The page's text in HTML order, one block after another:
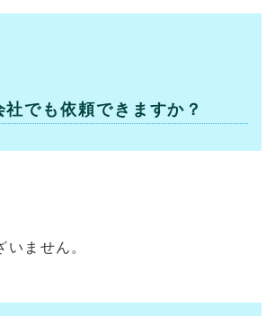
でも依頼できますか？
いません。